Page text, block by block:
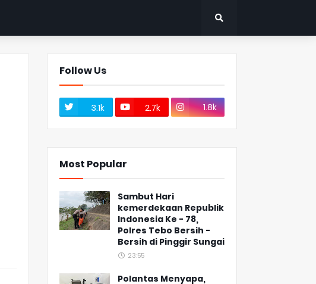
Follow Us
3.1k 2.7k 1.8k
Most Popular
Sambut Hari
kemerdekaan Republik
Indonesia Ke - 78,
Polres Tebo Bersih -
Bersih di Pinggir Sungai
23:55
Polantas Menyapa,